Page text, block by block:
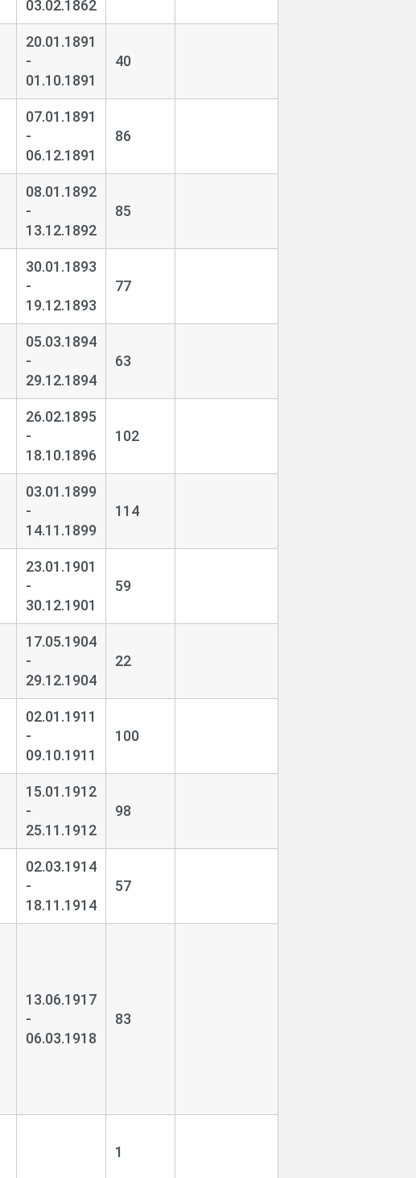
03.02.1862
20.01.1891
-
01.10.1891
40
07.01.1891
-
06.12.1891
86
08.01.1892
-
13.12.1892
85
30.01.1893
-
19.12.1893
77
05.03.1894
-
29.12.1894
63
26.02.1895
-
18.10.1896
102
03.01.1899
-
14.11.1899
114
23.01.1901
-
30.12.1901
59
17.05.1904
-
29.12.1904
22
02.01.1911
-
09.10.1911
100
15.01.1912
-
25.11.1912
98
02.03.1914
-
18.11.1914
57
13.06.1917
-
06.03.1918
83
1